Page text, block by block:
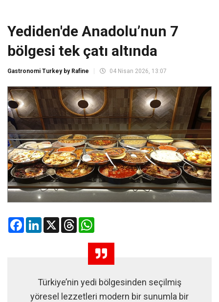
Yediden'de Anadolu’nun 7
bölgesi tek çatı altında
Gastronomi Turkey by Rafine 04 Nisan 2026, 13:07
FacebookLinkedIn
X Threads
Türkiye’nin yedi bölgesinden seçilmiş
yöresel lezzetleri modern bir sunumla bir